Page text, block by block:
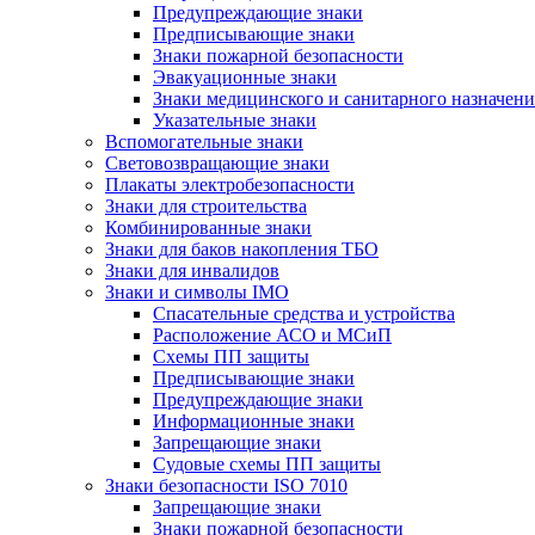
Предупреждающие знаки
Предписывающие знаки
Знаки пожарной безопасности
Эвакуационные знаки
Знаки медицинского и санитарного
Указательные знаки
Вспомогательные знаки
Световозвращающие знаки
Плакаты электробезопасности
Знаки для строительства
Комбинированные знаки
Знаки для баков накопления ТБО
Знаки для инвалидов
Знаки и символы IMO
Спасательные средства и устройства
Расположение АСО и МСиП
Схемы ПП защиты
Предписывающие знаки
Предупреждающие знаки
Информационные знаки
Запрещающие знаки
Судовые схемы ПП защиты
Знаки безопасности ISO 7010
Запрещающие знаки
Знаки пожарной безопасности